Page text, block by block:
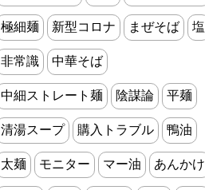
極細麺 新型コロナ まぜそば 塩
非常識 中華そば
中細ストレート麺 陰謀論 平麺
清湯スープ 購入トラブル 鴨油
太麺 モニター マー油 あんかけ